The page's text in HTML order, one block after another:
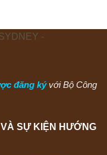
đăng ký với Bộ Công
SỰ KIỆN HƯỚNG